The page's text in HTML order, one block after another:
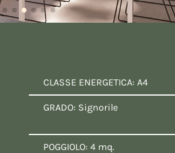
CLASSE ENERGETICA: A4
GRADO: Signorile
POGGIOLO: 4 mq.